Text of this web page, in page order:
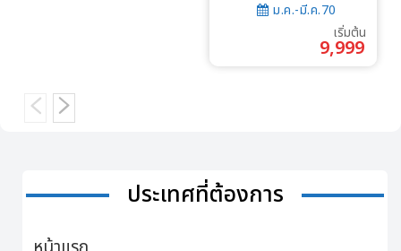
ม.ค.-มี.ค.70
เริ่มต้น
9,999
ประเทศที่ต้องการ